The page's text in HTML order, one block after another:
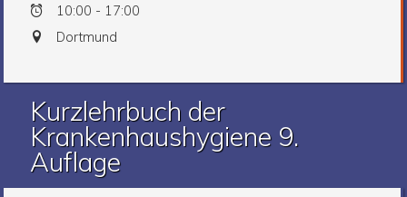
10:00 - 17:00
Dortmund
Kurzlehrbuch der
Krankenhaushygiene 9.
Auflage